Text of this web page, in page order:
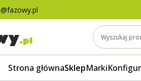
Wyszukaj
Strona głównaSklepMarki
"dzwonek" Ospel Aria Biały